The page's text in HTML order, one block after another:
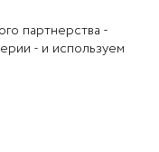
партнерства -
- и используем